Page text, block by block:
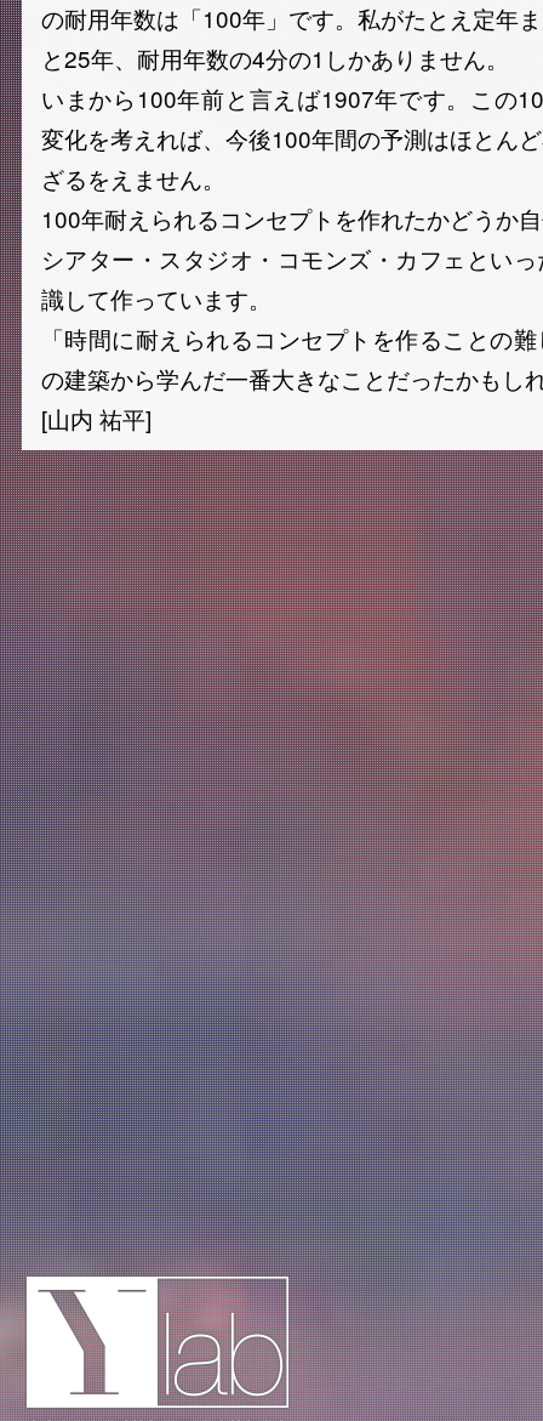
の耐用年数は「100年」です。私がたとえ定年
と25年、耐用年数の4分の1しかありません。
いまから100年前と言えば1907年です。この
変化を考えれば、今後100年間の予測はほとん
ざるをえません。
100年耐えられるコンセプトを作れたかどうか
シアター・スタジオ・コモンズ・カフェとい
識して作っています。
「時間に耐えられるコンセプトを作ることの
の建築から学んだ一番大きなことだったかもし
[山内 祐平]